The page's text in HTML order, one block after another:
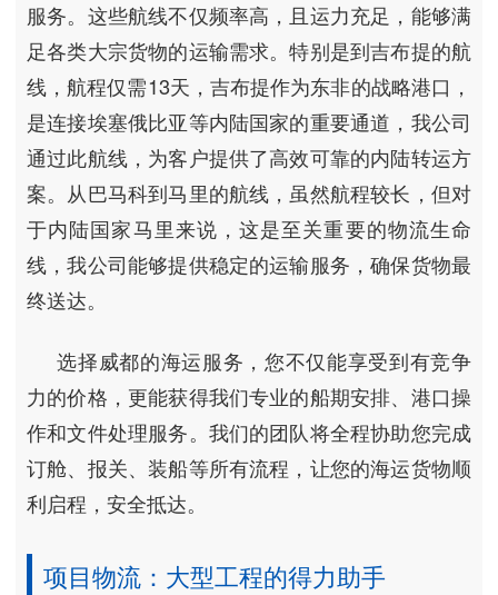
服务。这些航线不仅频率高，且运力充足，能够满
足各类大宗货物的运输需求。特别是到吉布提的航
线，航程仅需13天，吉布提作为东非的战略港口，
是连接埃塞俄比亚等内陆国家的重要通道，我公司
通过此航线，为客户提供了高效可靠的内陆转运方
案。从巴马科到马里的航线，虽然航程较长，但对
于内陆国家马里来说，这是至关重要的物流生命
线，我公司能够提供稳定的运输服务，确保货物最
终送达。
选择威都的海运服务，您不仅能享受到有竞争
力的价格，更能获得我们专业的船期安排、港口操
作和文件处理服务。我们的团队将全程协助您完成
订舱、报关、装船等所有流程，让您的海运货物顺
利启程，安全抵达。
项目物流：大型工程的得力助手